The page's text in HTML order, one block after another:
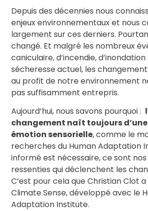
Depuis des décennies nous
enjeux environnementaux et nous
largement sur ces derniers.
changé. Et malgré les nombreux
caniculaire, d’incendie,
sécheresse actuel, les
au profit de notre environnement
pas suffisamment entrepris.
Aujourd’hui, nous savons pourquoi :
changement naît toujours d’une
émotion sensorielle, comme le
recherches du Human Adaptation
informé est nécessaire, ce sont
ressenties qui déclenchent les
C’est pour cela que Christian Clot
Climate Sense, développé avec le
Adaptation Institute.